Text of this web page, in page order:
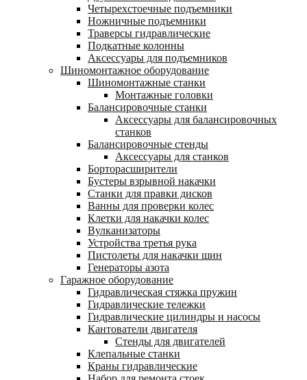
Четырехстоечные подъемники
Ножничные подъемники
Траверсы гидравлические
Подкатные колонны
Аксессуары для подъемников
Шиномонтажное оборудование
Шиномонтажные станки
Монтажные головки
Балансировочные станки
Аксессуары для балансировочных
станков
Балансировочные стенды
Аксессуары для станков
Борторасширители
Бустеры взрывной накачки
Станки для правки дисков
Ванны для проверки колес
Клетки для накачки колес
Вулканизаторы
Устройства третья рука
Пистолеты для накачки шин
Генераторы азота
Гаражное оборудование
Гидравлическая стяжка пружин
Гидравлические тележки
Гидравлические цилиндры и насосы
Кантователи двигателя
Стенды для двигателей
Клепальные станки
Краны гидравлические